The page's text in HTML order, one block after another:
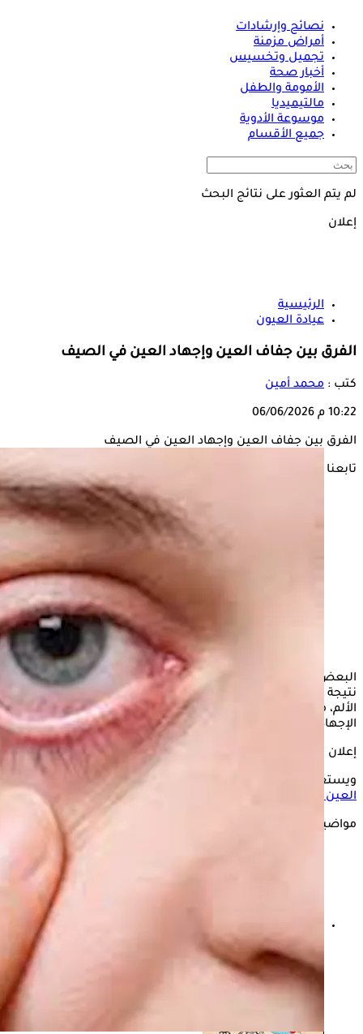
نصائح وإرشادات
أمراض مزمنة
تجميل وتخسيس
أخبار صحة
الأمومة والطفل
مالتيميديا
موسوعة الأدوية
جميع الأقسام
لم يتم العثور على نتائج البحث
إعلان
الرئيسية
عيادة العيون
الفرق بين جفاف العين وإجهاد العين في الصيف
كتب : محمد أمين
10:22 م 06/06/2026
الفرق بين جفاف العين وإجهاد العين في الصيف
تابعنا على
البعض يعاني من حرقة في العين والشعور بألم في فصل الصيف،
نتيجة ارتفاع معدل درجات الحرارة، فبمجرد التعرض للحرارة يزداد
الألم، مما يسرع البعض في الوقوف على مسبباته والفروقات بين
الإجهاد وغيره.
إعلان
ويستعرض "الكونسلتو" في السطور التالية، الفرق بين
العين
مواضيع ذات صلة
بدون أدوية- 7 نصائح للوقاية من تكرار حصوات الكلى في
الصيف